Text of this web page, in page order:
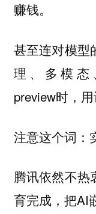
赚钱。
甚至连对模型
理、多模态
preview时，
注意这个词：
腾讯依然不热
育完成，把AI